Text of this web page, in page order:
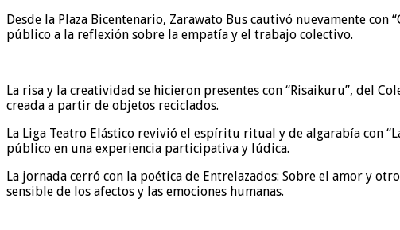
Desde la Plaza Bicentenario, Zarawato Bus cautivó nuevamente
público a la reflexión sobre la empatía y el trabajo colectivo.
La risa y la creatividad se hicieron presentes con “Risaikuru”, del
creada a partir de objetos reciclados.
La Liga Teatro Elástico revivió el espíritu ritual y de algarabía con
público en una experiencia participativa y lúdica.
La jornada cerró con la poética de Entrelazados: Sobre el amor y
sensible de los afectos y las emociones humanas.